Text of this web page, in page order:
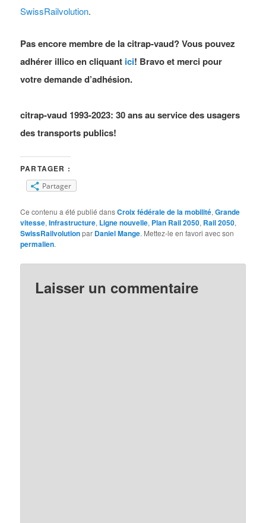
SwissRailvolution.
Pas encore membre de la citrap-vaud? Vous pouvez
adhérer illico en cliquant ici! Bravo et merci pour
votre demande d’adhésion.
citrap-vaud 1993-2023: 30 ans au service des usagers
des transports publics!
PARTAGER :
Partager
Ce contenu a été publié dansCroix fédérale de la mobilité,Grande
vitesse,Infrastructure, Ligne nouvelle, Plan Rail 2050, Rail 2050,
SwissRailvolutionpar Daniel Mange. Mettez-le en favori avec son
permalien.
Laisser un commentaire